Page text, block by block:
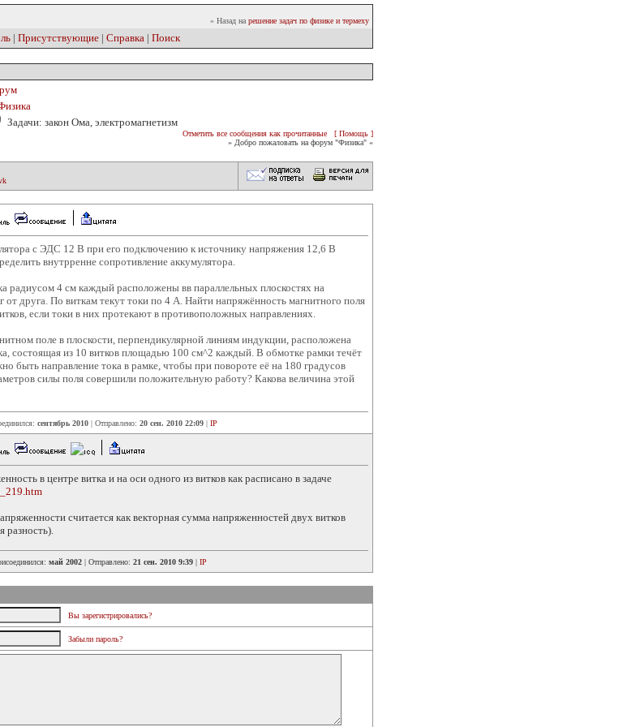
» Назад на решение задач по физике и термеху
| Присутствующие | Справка | Поиск
Задачи: закон Ома, электромагнетизм
Отметить все сообщения как прочитанные
[ Помощь ]
» Добро пожаловать на форум "Физика" «
с ЭДС 12 В при его подключению к источнику напряжения 12,6 В
внутрренне сопротивление аккумулятора.
радиусом 4 см каждый расположены вв параллельных плоскостях на
от друга. По виткам текут токи по 4 А. Найти напряжённость магнитного поля
если токи в них протекают в противоположных направлениях.
поле в плоскости, перпендикулярной линиям индукции, расположена
состоящая из 10 витков площадью 100 см^2 каждый. В обмотке рамки течёт
быть направление тока в рамке, чтобы при повороте её на 180 градусов
силы поля совершили положительную работу? Какова величина этой
сентябрь 2010 | Отправлено: 20 сен. 2010 22:09 | IP
в центре витка и на оси одного из витков как расписано в задаче
считается как векторная сумма напряженностей двух витков
разность).
май 2002 | Отправлено: 21 сен. 2010 9:39 | IP
Вы зарегистрировались?
Забыли пароль?